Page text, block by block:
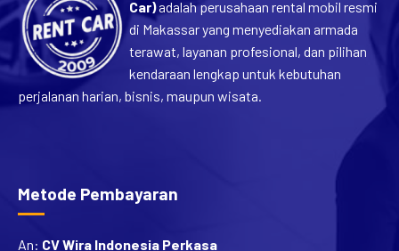
di Makassar yang menyediakan armada
terawat, layanan profesional, dan pilihan
kendaraan lengkap untuk kebutuhan
perjalanan harian, bisnis, maupun wisata.
Metode Pembayaran
An: CV Wira Indonesia Perkasa